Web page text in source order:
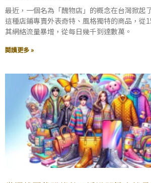
最近，一個名為「醜物店」的概念在台灣掀起
這種店鋪專賣外表奇特、風格獨特的商品，從
其網絡流量暴增，從每日幾千到達數萬。
閱讀更多 »